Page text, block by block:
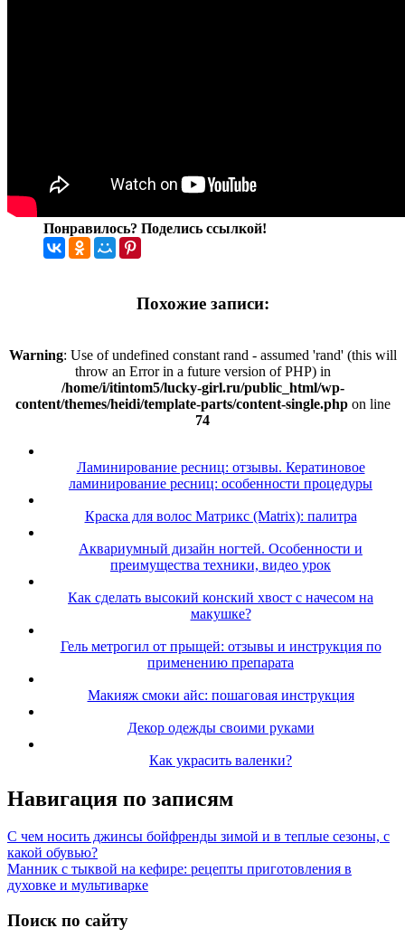
Понравилось? Поделись ссылкой!
Похожие записи:
Warning: Use of undefined constant rand - assumed 'rand' (this will
throw an Error in a future version of PHP) in
/home/i/itintom5/lucky-girl.ru/public_html/wp-
content/themes/heidi/template-parts/content-single.phpon line
74
Ламинирование ресниц: отзывы. Кератиновое
ламинирование ресниц: особенности процедуры
Краска для волос Матрикс (Matrix): палитра
Аквариумный дизайн ногтей. Особенности и
преимущества техники, видео урок
Как сделать высокий конский хвост с начесом на
макушке?
Гель метрогил от прыщей: отзывы и инструкция по
применению препарата
Макияж смоки айс: пошаговая инструкция
Декор одежды своими руками
Как украсить валенки?
Навигация по записям
С чем носить джинсы бойфренды зимой и в теплые сезоны, с
какой обувью?
Манник с тыквой на кефире: рецепты приготовления в
духовке и мультиварке
Поиск по сайту